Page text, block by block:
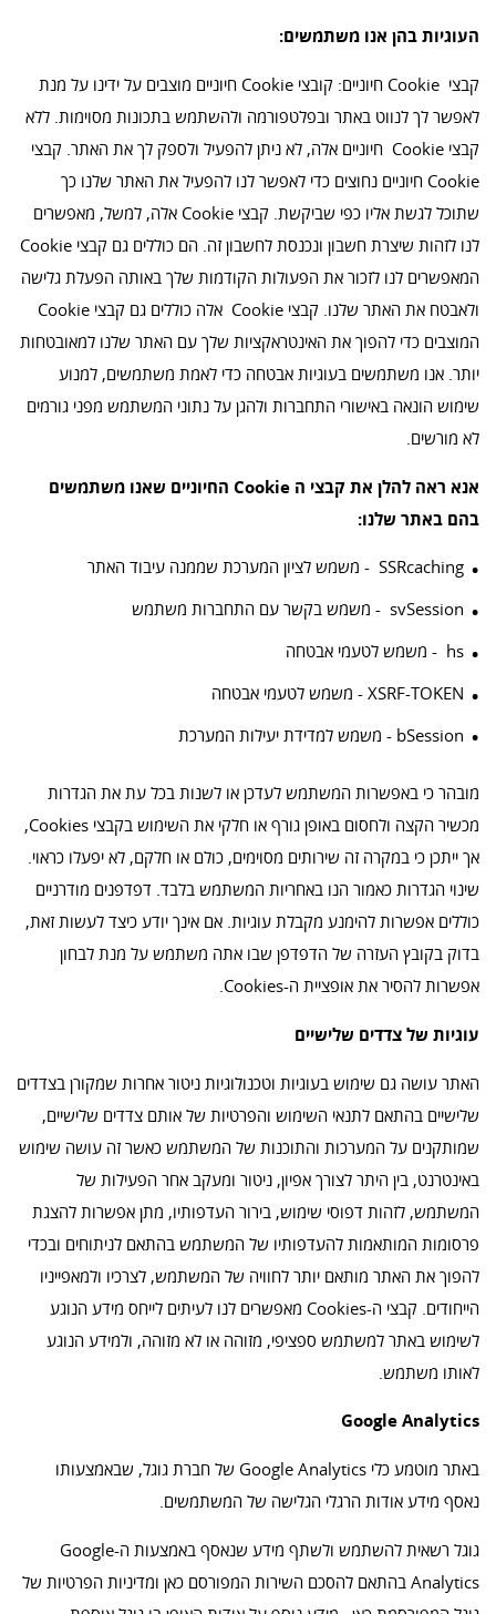
העוגיות בהן אנו משתמשים:
קבצי Cookie חיוניים: קובצי Cookie חיוניים מוצבים על ידינו על מנת
לאפשר לך לנווט באתר ובפלטפורמה ולהשתמש בתכונות מסוימות. ללא
קבצי Cookie חיוניים אלה, לא ניתן להפעיל ולספק לך את האתר. קבצי
Cookie חיוניים נחוצים כדי לאפשר לנו להפעיל את האתר שלנו כך
שתוכל לגשת אליו כפי שביקשת. קבצי Cookie אלה, למשל, מאפשרים
לנו לזהות שיצרת חשבון ונכנסת לחשבון זה. הם כוללים גם קבצי Cookie
המאפשרים לנו לזכור את הפעולות הקודמות שלך באותה הפעלת גלישה
ולאבטח את האתר שלנו. קבצי Cookie אלה כוללים גם קבצי Cookie
המוצבים כדי להפוך את האינטראקציות שלך עם האתר שלנו למאובטחות
יותר. אנו משתמשים בעוגיות אבטחה כדי לאמת משתמשים, למנוע
שימוש הונאה באישורי התחברות ולהגן על נתוני המשתמש מפני גורמים
לא מורשים.
אנא ראה להלן את קבצי ה Cookie החיוניים שאנו משתמשים
בהם באתר שלנו:
SSRcaching - משמש לציון המערכת שממנה עיבוד האתר
svSession - משמש בקשר עם התחברות משתמש
hs - משמש לטעמי אבטחה
XSRF-TOKEN - משמש לטעמי אבטחה
bSession - משמש למדידת יעילות המערכת
מובהר כי באפשרות המשתמש לעדכן או לשנות בכל עת את הגדרות
מכשיר הקצה ולחסום באופן גורף או חלקי את השימוש בקבצי Cookies,
אך ייתכן כי במקרה זה שירותים מסוימים, כולם או חלקם, לא יפעלו כראוי.
שינוי הגדרות כאמור הנו באחריות המשתמש בלבד. דפדפנים מודרניים
כוללים אפשרות להימנע מקבלת עוגיות. אם אינך יודע כיצד לעשות זאת,
בדוק בקובץ העזרה של הדפדפן שבו אתה משתמש על מנת לבחון
אפשרות להסיר את אופציית ה-Cookies.
עוגיות של צדדים שלישיים
האתר עושה גם שימוש בעוגיות וטכנולוגיות ניטור אחרות שמקורן בצדדים
שלישיים בהתאם לתנאי השימוש והפרטיות של אותם צדדים שלישיים,
שמותקנים על המערכות והתוכנות של המשתמש כאשר זה עושה שימוש
באינטרנט, בין היתר לצורך אפיון, ניטור ומעקב אחר הפעילות של
המשתמש, לזהות דפוסי שימוש, בירור העדפותיו, מתן אפשרות להצגת
פרסומות המותאמות להעדפותיו של המשתמש בהתאם לניתוחים ובכדי
להפוך את האתר מותאם יותר לחוויה של המשתמש, לצרכיו ולמאפייניו
הייחודים. קבצי ה-Cookies מאפשרים לנו לעיתים לייחס מידע הנוגע
לשימוש באתר למשתמש ספציפי, מזוהה או לא מזוהה, ולמידע הנוגע
לאותו משתמש.
Google Analytics
באתר מוטמע כלי Google Analytics של חברת גוגל, שבאמצעותו
נאסף מידע אודות הרגלי הגלישה של המשתמשים.
גוגל רשאית להשתמש ולשתף מידע שנאסף באמצעות ה-Google
Analytics בהתאם להסכם השירות המפורסם כאן ומדיניות הפרטיות של